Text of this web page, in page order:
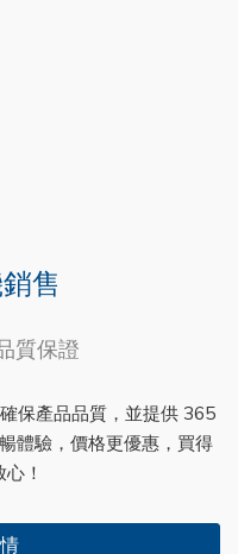
售
質保證
保產品品質，並提供 365
體驗，價格更優惠，買得
！